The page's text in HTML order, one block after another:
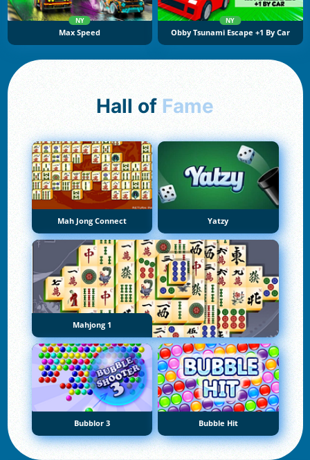
NY
Max Speed
NY
Obby Tsunami Escape +1 By Car
Hall of Fame
Mah Jong Connect Yatzy
Mahjong 1
Bubblor 3 Bubble Hit